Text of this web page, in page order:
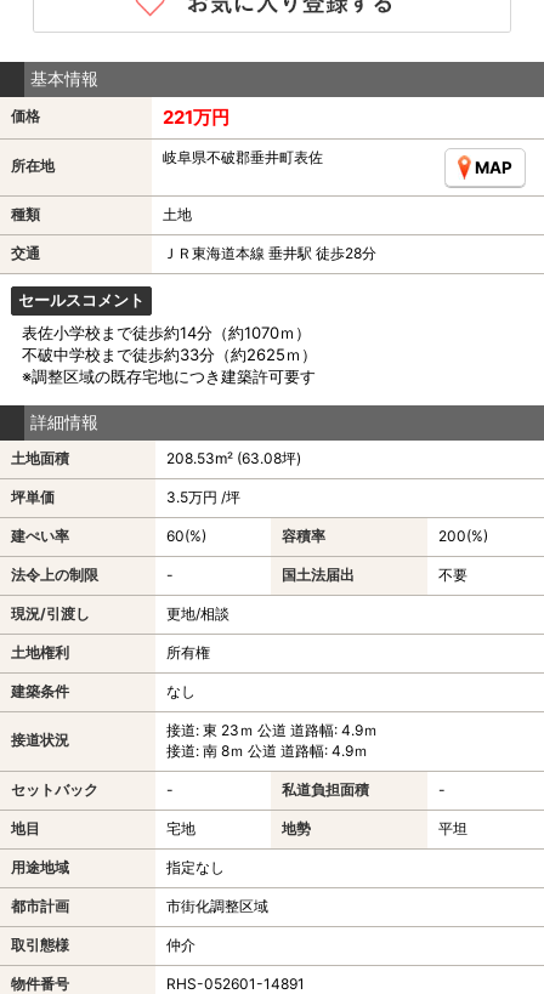
基本情報
価格 221万円
所在地 岐阜県不破郡垂井町表佐
MAP
種類 土地
交通 ＪＲ東海道本線 垂井駅 徒歩28分
セールスコメント
表佐小学校まで徒歩約14分（約1070ｍ）
不破中学校まで徒歩約33分（約2625ｍ）
※調整区域の既存宅地につき建築許可要す
詳細情報
土地面積 208.53m² (63.08坪)
坪単価 3.5万円 /坪
建ぺい率 60(%) 容積率 200(%)
法令上の制限 - 国土法届出 不要
現況/引渡し 更地/相談
土地権利 所有権
建築条件 なし
接道状況
接道: 東 23ｍ 公道 道路幅: 4.9ｍ
接道: 南 8ｍ 公道 道路幅: 4.9ｍ
セットバック - 私道負担面積 -
地目 宅地 地勢 平坦
用途地域 指定なし
都市計画 市街化調整区域
取引態様 仲介
物件番号 RHS-052601-14891